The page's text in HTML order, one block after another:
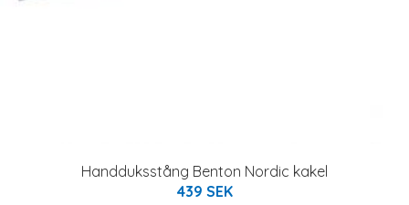
Handduksstång Benton Nordic kakel
439 SEK